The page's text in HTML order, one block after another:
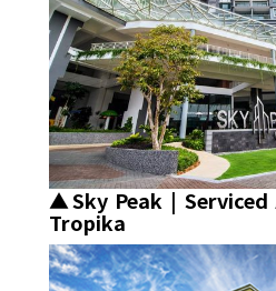
▲Sky Peak |
Tropika